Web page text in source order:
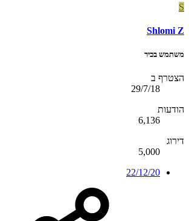
S
Shlomi Z
משתמש בכיר
הצטרף ב
29/7/18
הודעות
6,136
דירוג
5,000
22/12/20